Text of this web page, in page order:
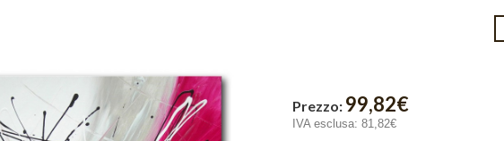
Prezzo: 99,82€
IVA esclusa: 81,82€